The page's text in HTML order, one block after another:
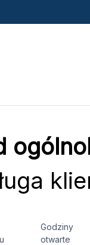
Godziny
otwarte